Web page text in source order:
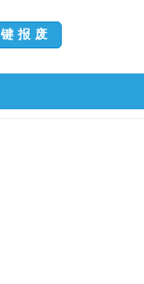
报废